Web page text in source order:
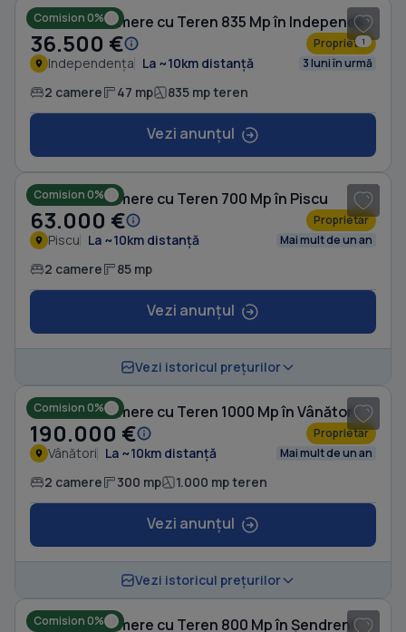
1
Comision 0% Casă cu 2 camere cu Teren 835 Mp în Independența
36.500 € Proprietar
Independența La ~10km distanță 3 luni în urmă
2 camere 47 mp 835 mp teren
Vezi anunțul
Comision 0%
Casă cu 2 camere cu Teren 700 Mp în Piscu
63.000 € Proprietar
Piscu La ~10km distanță Mai mult de un an
2 camere 85 mp
Vezi anunțul
Vezi istoricul prețurilor
Comision 0%
Casă cu 2 camere cu Teren 1000 Mp în Vânători
190.000 € Proprietar
Vânători La ~10km distanță Mai mult de un an
2 camere 300 mp 1.000 mp teren
Vezi anunțul
Vezi istoricul prețurilor
Comision 0%
Casă cu 2 camere cu Teren 800 Mp în Șendreni